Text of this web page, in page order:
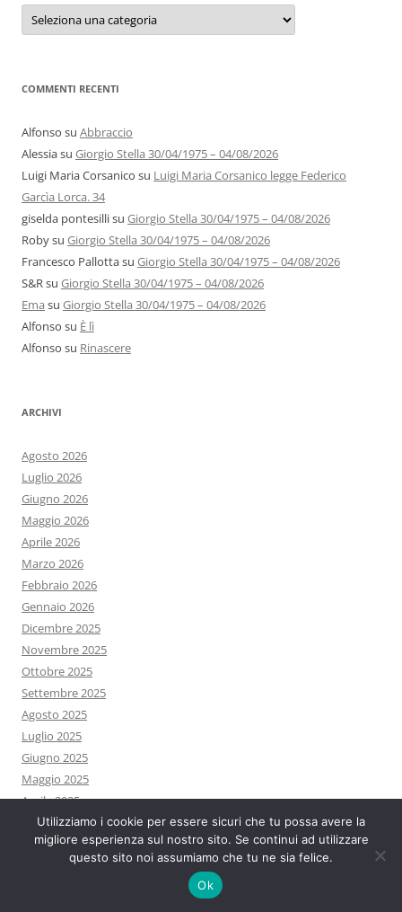
Categorie
autori
COMMENTI RECENTI
Alfonso su Abbraccio
Alessiasu Giorgio Stella 30/04/1975 – 04/08/2026
Luigi Maria Corsanico su Luigi Maria Corsanico legge Federico
Garcìa Lorca. 34
giselda pontesillisu Giorgio Stella 30/04/1975 – 04/08/2026
Robysu Giorgio Stella 30/04/1975 – 04/08/2026
Francesco Pallottasu Giorgio Stella 30/04/1975 – 04/08/2026
S&Rsu Giorgio Stella 30/04/1975 – 04/08/2026
Ema su Giorgio Stella 30/04/1975 – 04/08/2026
Alfonso su È lì
Alfonso su Rinascere
ARCHIVI
Agosto 2026
Luglio 2026
Giugno 2026
Maggio 2026
Aprile 2026
Marzo 2026
Febbraio 2026
Gennaio 2026
Dicembre 2025
Novembre 2025
Ottobre 2025
Settembre 2025
Agosto 2025
Luglio 2025
Giugno 2025
Maggio 2025
Aprile 2025
Marzo 2025
Febbraio 2025
Gennaio 2025
Utilizziamo i cookie per essere sicuri che tu possa avere la
migliore esperienza sul nostro sito. Se continui ad utilizzare
questo sito noi assumiamo che tu ne sia felice.
Ok